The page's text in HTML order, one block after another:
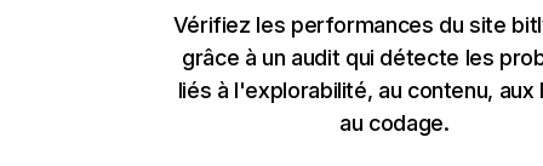
Vérifiez les performances du site
grâce à un audit qui détecte les
liés à l'explorabilité, au contenu, aux
au codage.